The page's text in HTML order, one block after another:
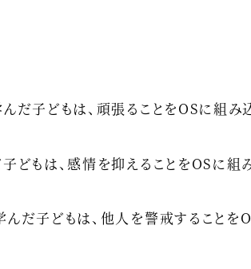
だ子どもは、頑張ることをOSに組み
どもは、感情を抑えることをOSに組
だ子どもは、他人を警戒することを